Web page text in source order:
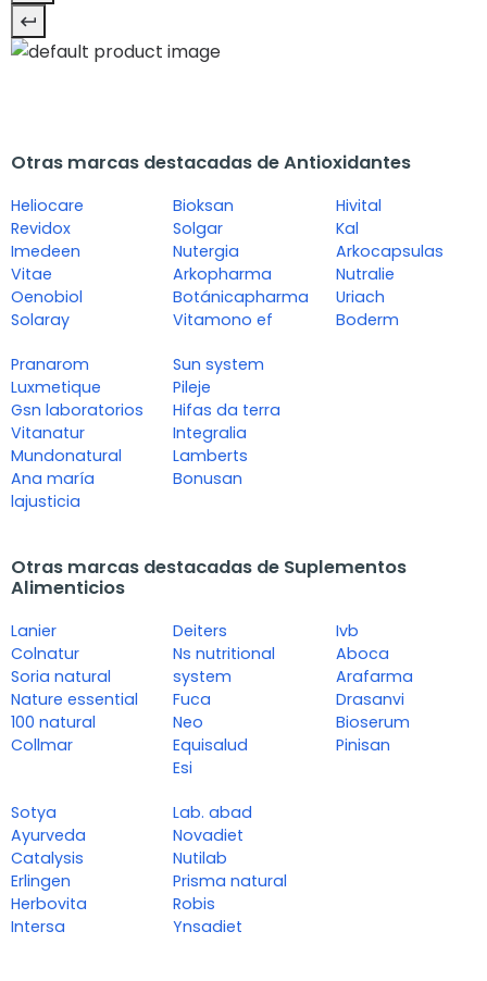
Otras marcas destacadas de Antioxidantes
Heliocare
Revidox
Imedeen
Vitae
Oenobiol
Solaray
Bioksan
Solgar
Nutergia
Arkopharma
Botánicapharma
Vitamono ef
Hivital
Kal
Arkocapsulas
Nutralie
Uriach
Boderm
Pranarom
Luxmetique
Gsn laboratorios
Vitanatur
Mundonatural
Ana maría
lajusticia
Sun system
Pileje
Hifas da terra
Integralia
Lamberts
Bonusan
Otras marcas destacadas de Suplementos
Alimenticios
Lanier
Colnatur
Soria natural
Nature essential
100 natural
Collmar
Deiters
Ns nutritional
system
Fuca
Neo
Equisalud
Esi
Ivb
Aboca
Arafarma
Drasanvi
Bioserum
Pinisan
Sotya
Ayurveda
Catalysis
Erlingen
Herbovita
Intersa
Lab. abad
Novadiet
Nutilab
Prisma natural
Robis
Ynsadiet